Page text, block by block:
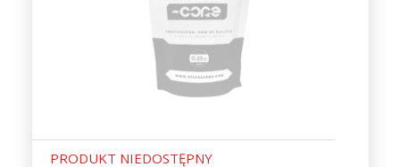
PRODUKT NIEDOSTĘPNY